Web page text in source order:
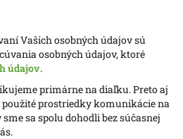
Vašich osobných údajov sú
osobných údajov, ktoré
údajov.
primárne na diaľku. Preto aj
použité prostriedky komunikácie na
sa spolu dohodli bez súčasnej